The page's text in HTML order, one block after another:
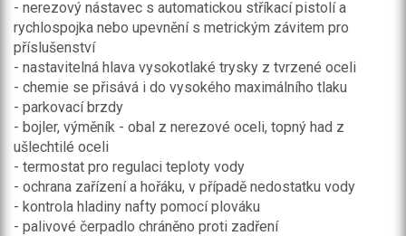
- nerezový nástavec s automatickou stříkací pistolí a
rychlospojka nebo upevnění s metrickým závitem pro
příslušenství
- nastavitelná hlava vysokotlaké trysky z tvrzené oceli
- chemie se přisává i do vysokého maximálního tlaku
- parkovací brzdy
- bojler, výměník - obal z nerezové oceli, topný had z
ušlechtilé oceli
- termostat pro regulaci teploty vody
- ochrana zařízení a hořáku, v případě nedostatku vody
- kontrola hladiny nafty pomocí plováku
- palivové čerpadlo chráněno proti zadření